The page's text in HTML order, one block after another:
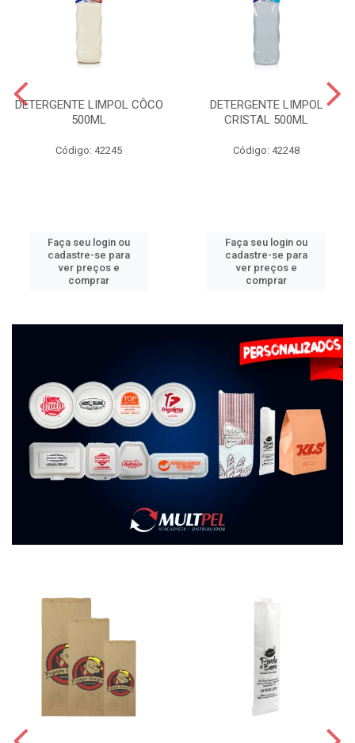
DETERGENTE LIMPOL CÔCO
500ML
Código: 42245
Faça seu login ou
cadastre-se para
ver preços e
comprar
DETERGENTE LIMPOL
CRISTAL 500ML
Código: 42248
Faça seu login ou
cadastre-se para
ver preços e
comprar